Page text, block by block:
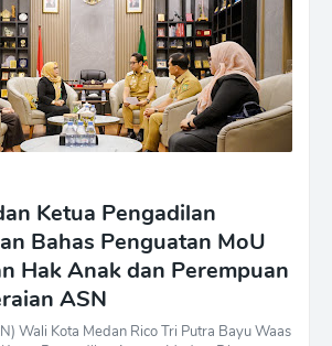
Ketua Pengadilan
Bahas Penguatan MoU
Hak Anak dan Perempuan
ASN
Wali Kota Medan Rico Tri Putra Bayu Waas